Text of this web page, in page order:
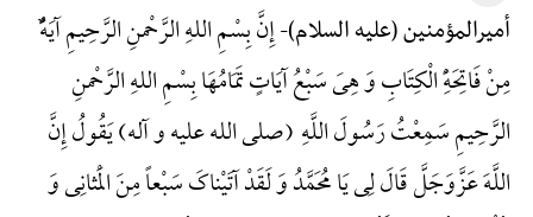
أمیرالمؤمنین (علیه السلام)-إِنَّ بِسْمِ اللهِ الرَّحْمنِ الرَّحِیمِ آیَهًٌْ
مِنْ فَاتِحَهًِْ الْکِتَابِ وَ هِیَ سَبْعُ آیَاتٍ تَمَامُهَا بِسْمِ اللهِ الرَّحْمنِ
الرَّحِیمِ سَمِعْتُ رَسُولَ اللَّهِ (صلی الله علیه و آله) یَقُولُ إِنَّ
اللَّهَ عَزَّوَجَلَّ قَالَ لِی یَا مُحَمَّدُ وَ لَقَدْ آتَیْناکَ سَبْعاً مِنَ الْمَثانِی وَ